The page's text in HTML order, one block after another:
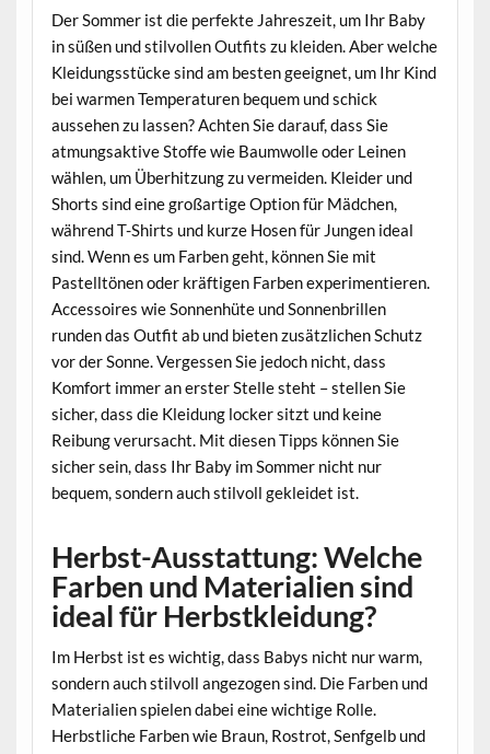
Der Sommer ist die perfekte Jahreszeit, um Ihr Baby
in süßen und stilvollen Outfits zu kleiden. Aber welche
Kleidungsstücke sind am besten geeignet, um Ihr Kind
bei warmen Temperaturen bequem und schick
aussehen zu lassen? Achten Sie darauf, dass Sie
atmungsaktive Stoffe wie Baumwolle oder Leinen
wählen, um Überhitzung zu vermeiden. Kleider und
Shorts sind eine großartige Option für Mädchen,
während T-Shirts und kurze Hosen für Jungen ideal
sind. Wenn es um Farben geht, können Sie mit
Pastelltönen oder kräftigen Farben experimentieren.
Accessoires wie Sonnenhüte und Sonnenbrillen
runden das Outfit ab und bieten zusätzlichen Schutz
vor der Sonne. Vergessen Sie jedoch nicht, dass
Komfort immer an erster Stelle steht – stellen Sie
sicher, dass die Kleidung locker sitzt und keine
Reibung verursacht. Mit diesen Tipps können Sie
sicher sein, dass Ihr Baby im Sommer nicht nur
bequem, sondern auch stilvoll gekleidet ist.
Herbst-Ausstattung: Welche
Farben und Materialien sind
ideal für Herbstkleidung?
Im Herbst ist es wichtig, dass Babys nicht nur warm,
sondern auch stilvoll angezogen sind. Die Farben und
Materialien spielen dabei eine wichtige Rolle.
Herbstliche Farben wie Braun, Rostrot, Senfgelb und